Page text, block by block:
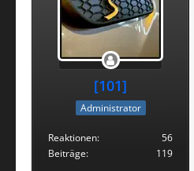
[101]
Administrator
Reaktionen
56
Beiträge
119